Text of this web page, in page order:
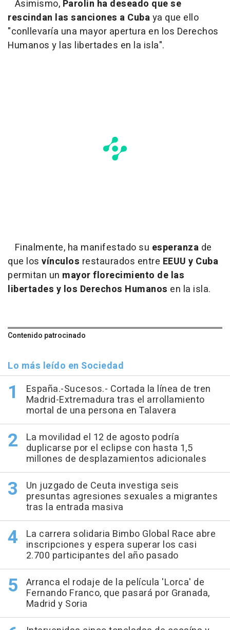
Asimismo, Parolin ha deseado que se
rescindan las sanciones a Cubaya que ello
"conllevaría una mayor apertura en los Derechos
Humanos y las libertades en la isla".
Finalmente, ha manifestado su esperanza de
que los vínculos restaurados entre EEUU y Cuba
permitan un mayor florecimiento de las
libertades y los Derechos Humanos en la isla.
Contenido patrocinado
Lo más leído en Sociedad
España.-Sucesos.- Cortada la línea de tren
Madrid-Extremadura tras el arrollamiento
mortal de una persona en Talavera
La movilidad el 12 de agosto podría
duplicarse por el eclipse con hasta 1,5
millones de desplazamientos adicionales
Un juzgado de Ceuta investiga seis
presuntas agresiones sexuales a migrantes
tras la entrada masiva
La carrera solidaria Bimbo Global Race abre
inscripciones y espera superar los casi
2.700 participantes del año pasado
Arranca el rodaje de la película 'Lorca' de
Fernando Franco, que pasará por Granada,
Madrid y Soria